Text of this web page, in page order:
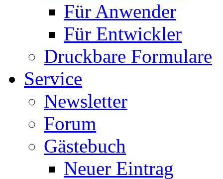
Für Anwender
Für Entwickler
Druckbare Formulare
Service
Newsletter
Forum
Gästebuch
Neuer Eintrag